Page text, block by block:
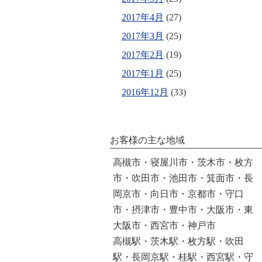
2017年4月 (27)
2017年3月 (25)
2017年2月 (19)
2017年1月 (25)
2016年12月 (33)
お客様の主な地域
高槻市・寝屋川市・茨木市・枚方
市・吹田市・池田市・箕面市・長
岡京市・向日市・京都市・守口
市・摂津市・豊中市・大阪市・東
大阪市・西宮市・神戸市
高槻駅・茨木駅・枚方駅・吹田
駅・長岡京駅・桂駅・西宮駅・守